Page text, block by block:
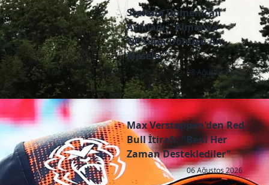
Stefano Domenicali
Açıkladı: "Almanya
GP'sinin Dönüşü An
Mesele "
08 Ağustos 2026
Max Verstappen'den Red
Bull İtirafı: "Beni Her
Zaman Desteklediler"
06 Ağustos 2026